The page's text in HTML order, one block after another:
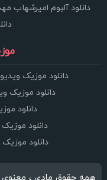
دانلود آلبوم امیرشهاب
دانلود موزیک
دانلود موزیک
دانلود
دانلود
دانلود